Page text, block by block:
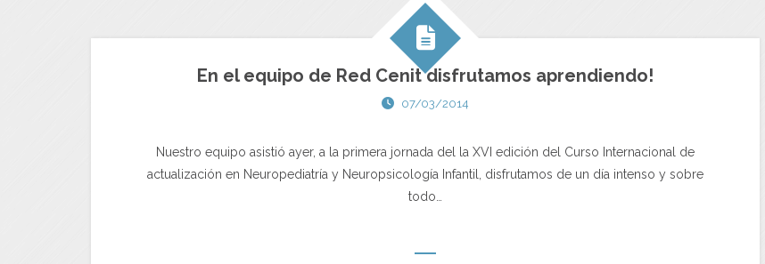
En el equipo de Red Cenit disfrutamos aprendiendo!
07/03/2014
Nuestro equipo asistió ayer, a la primera jornada del la XVI edición del Curso Internacional de
actualización en Neuropediatría y Neuropsicología Infantil, disfrutamos de un día intenso y sobre
todo…